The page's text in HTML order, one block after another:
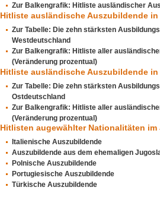
Zur Balkengrafik: Hitliste ausländischer
Hitliste ausländische Auszubildende
Zur Tabelle: Die zehn stärksten
Westdeutschland
Zur Balkengrafik: Hitliste aller
(Veränderung prozentual)
Hitliste ausländische Auszubildende
Zur Tabelle: Die zehn stärksten
Ostdeutschland
Zur Balkengrafik: Hitliste aller
(Veränderung prozentual)
Hitlisten augewählter Nationalitäten im
Italienische Auszubildende
Auszubildende aus dem ehemaligen
Polnische Auszubildende
Portugiesische Auszubildende
Türkische Auszubildende